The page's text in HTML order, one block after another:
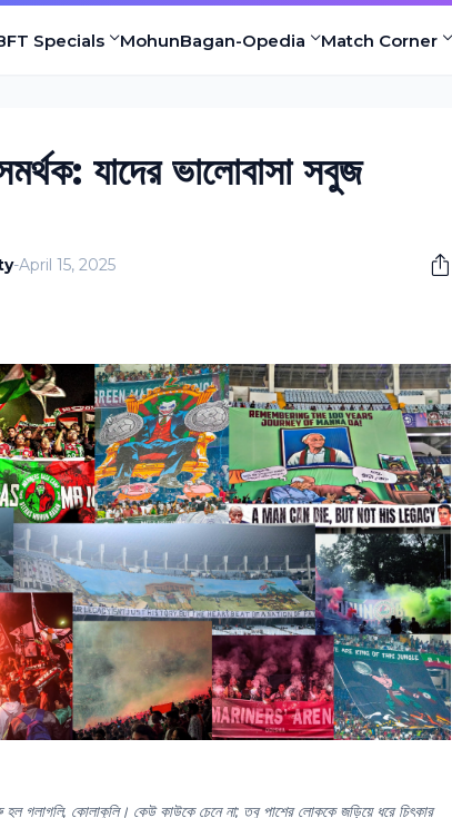
Specials MohunBagan-Opedia Match Corner
যাদের ভালোবাসা সবুজ
-April 15, 2025
গলাগলি, কোলাকুলি। কেউ কাউকে চেনে না; তবু পাশের লোককে জড়িয়ে ধরে চিৎকার